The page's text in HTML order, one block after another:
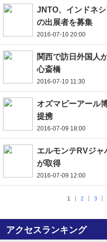
JNTO、インドネ
の出展者を募集
2016-07-10 20:00
関西で訪日外国人
心斎橋
2016-07-10 11:30
オズマピーアール
提携
2016-07-09 18:00
エルモンテRVジャ
が取得
2016-07-09 12:00
1 2 3
アクセスランキング